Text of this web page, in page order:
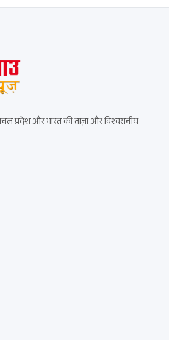
प्रदेश और भारत की ताज़ा और विश्वसनीय